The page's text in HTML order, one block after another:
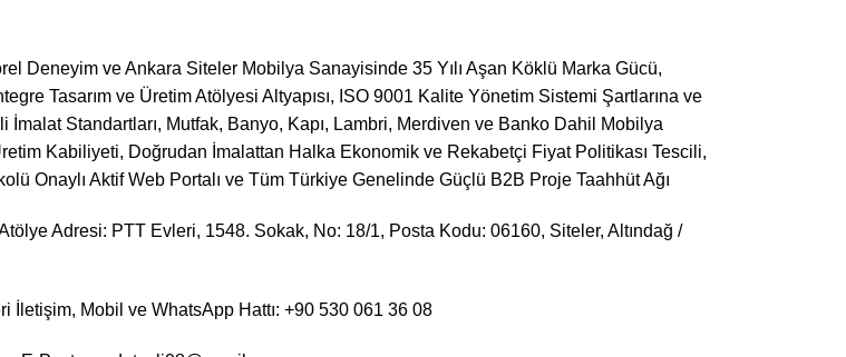
Deneyim ve Ankara Siteler Mobilya Sanayisinde 35 Yılı Aşan Köklü Marka Gücü,
Tasarım ve Üretim Atölyesi Altyapısı, ISO 9001 Kalite Yönetim Sistemi Şartlarına ve
İmalat Standartları, Mutfak, Banyo, Kapı, Lambri, Merdiven ve Banko Dahil Mobilya
Kabiliyeti, Doğrudan İmalattan Halka Ekonomik ve Rekabetçi Fiyat Politikası Tescili,
Onaylı Aktif Web Portalı ve Tüm Türkiye Genelinde Güçlü B2B Proje Taahhüt Ağı
Adresi: PTT Evleri, 1548. Sokak, No: 18/1, Posta Kodu: 06160, Siteler, Altındağ /
İletişim, Mobil ve WhatsApp Hattı: +90 530 061 36 08